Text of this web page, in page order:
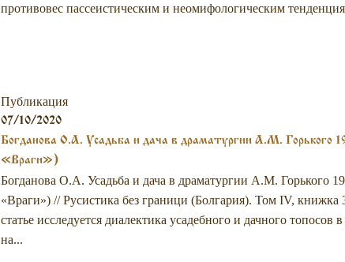
противовес пассеистическим и неомифологическим
Публикация
07/10/2020
Богданова О.А. Усадьба и дача в драматургии А.М.
«Враги»)
Богданова О.А. Усадьба и дача в драматургии А.М. Горького
«Враги») // Русистика без граници (Болгария). Том IV,
статье исследуется диалектика усадебного и дачного
на...